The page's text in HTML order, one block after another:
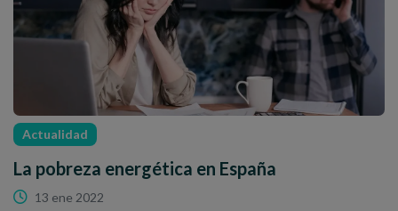
Actualidad
La pobreza energética en España
13 ene 2022